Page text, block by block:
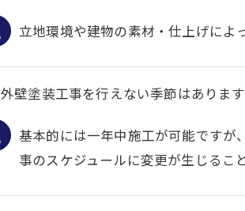
立地環境や建物の素材・仕上げによ
外壁塗装工事を行えない季節はありま
基本的には一年中施工が可能ですが
事のスケジュールに変更が生じるこ